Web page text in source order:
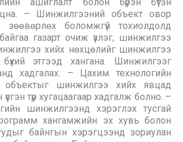
– Шинжилгээний объект овор
боломжгүй тохиолдолд
газарт очиж үзлэг, шинжилгээ
хийх нөхцөлийг шинжилгээ
этгээд хангана. Шинжилгээг
хадгалах: – Цахим технологийн
объектыг шинжилгээ хийх явцад
түр хугацаагаар хадгалж болно. –
шинжилгээнд хэрэглэх тусгай
хангамжийн эх хувь болон
байнгын хэрэгцээнд зориулан